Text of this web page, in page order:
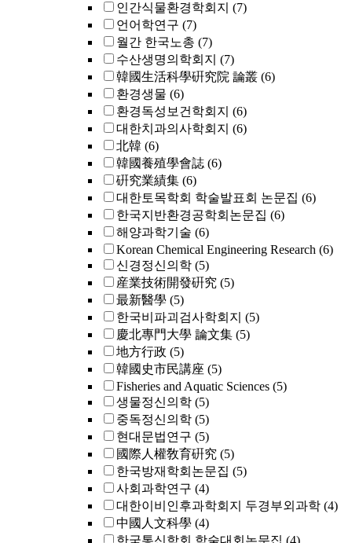
인간식물환경학회지 (7)
언어학연구 (7)
월간 한국노총 (7)
수산생명의학회지 (7)
韓國生活科學硏究院 論叢 (6)
환경생물 (6)
환경독성보건학회지 (6)
대한치과의사학회지 (6)
北韓 (6)
韓國養殖學會誌 (6)
硏究業績集 (6)
대한토목학회 학술발표회 논문집 (6)
한국지반환경공학회논문집 (6)
해양과학기술 (6)
Korean Chemical Engineering Research (6)
신경정신의학 (5)
産業技術開發硏究 (5)
最新醫學 (5)
한국비파괴검사학회지 (5)
慶北專門大學 論文集 (5)
地方行政 (5)
韓國史市民講座 (5)
Fisheries and Aquatic Sciences (5)
생물정신의학 (5)
중독정신의학 (5)
현대문법연구 (5)
國際人權敎育硏究 (5)
한국방재학회논문집 (5)
사회과학연구 (4)
대한이비인후과학회지 두경부외과학 (4)
中國人文科學 (4)
한국통신학회 학술대회논문집 (4)